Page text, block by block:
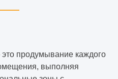
продумывание каждого
выполняя